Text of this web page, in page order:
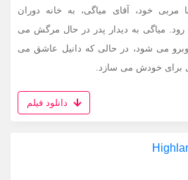
مربی خود، آقای میاگی، به خانه دوران
رود. میاگی به دیدار پدر در حال مرگش می
می شود، در حالی که دانیل عاشق می
برای خودش می سازد.
دانلود فیلم